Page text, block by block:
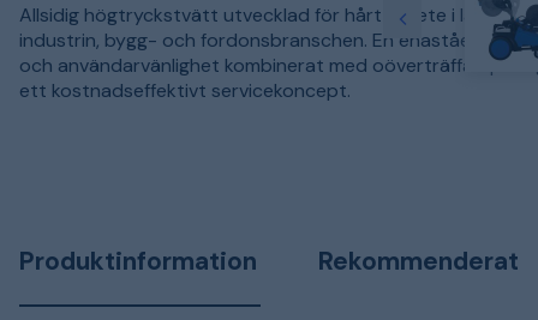
Allsidig högtryckstvätt utvecklad för hårt arbete i
industrin, bygg- och fordonsbranschen. En enastående
och användarvänlighet kombinerat med oöverträffad
ett kostnadseffektivt servicekoncept.
Produktinformation Rekommenderat